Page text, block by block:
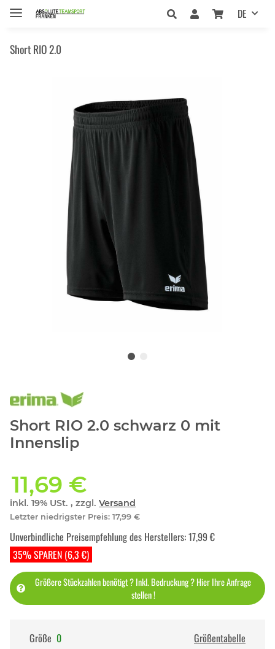
DE
Short RIO 2.0
Short RIO 2.0 schwarz 0 mit
Innenslip
11,69 €
inkl. 19% USt. , zzgl. Versand
Letzter niedrigster Preis: 17,99 €
35% SPAREN (6,3 €)
Unverbindliche Preisempfehlung des Herstellers:17,99 €
Größere Stückzahlen benötigt ? Inkl. Bedruckung ? Hier Ihre Anfrage
stellen !
Größe 0
Größentabelle